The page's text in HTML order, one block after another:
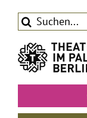
Inhalt
springen
Suche
Tickets
Theater